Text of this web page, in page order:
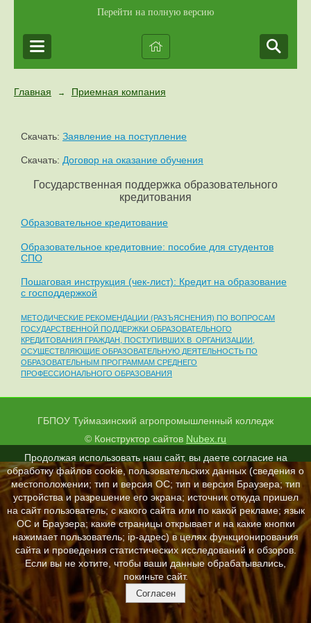
Перейти на полную версию
Главная → Приемная компания
Скачать: Заявление на поступление
Скачать: Договор на оказание обучения
Государственная поддержка образовательного
кредитования
Образовательное кредитование
Образовательное кредитовние: пособие для студентов
СПО
Пошаговая инструкция (чек-лист): Кредит на образование
с господдержкой
МЕТОДИЧЕСКИЕ РЕКОМЕНДАЦИИ (РАЗЪЯСНЕНИЯ) ПО ВОПРОСАМ
ГОСУДАРСТВЕННОЙ ПОДДЕРЖКИ ОБРАЗОВАТЕЛЬНОГО
КРЕДИТОВАНИЯ ГРАЖДАН, ПОСТУПИВШИХ В ОРГАНИЗАЦИИ,
ОСУЩЕСТВЛЯЮЩИЕ ОБРАЗОВАТЕЛЬНУЮ ДЕЯТЕЛЬНОСТЬ ПО
ОБРАЗОВАТЕЛЬНЫМ ПРОГРАММАМ СРЕДНЕГО
ПРОФЕССИОНАЛЬНОГО ОБРАЗОВАНИЯ
ГБПОУ Туймазинский агропромышленный колледж
© Конструктор сайтов Nubex.ru
Продолжая использовать наш сайт, вы даете согласие на
обработку файлов cookie, пользовательских данных (сведения о
местоположении; тип и версия ОС; тип и версия Браузера; тип
устройства и разрешение его экрана; источник откуда пришел
на сайт пользователь; с какого сайта или по какой рекламе; язык
ОС и Браузера; какие страницы открывает и на какие кнопки
нажимает пользователь; ip-адрес) в целях функционирования
сайта и проведения статистических исследований и обзоров.
Если вы не хотите, чтобы ваши данные обрабатывались,
покиньте сайт.
Согласен